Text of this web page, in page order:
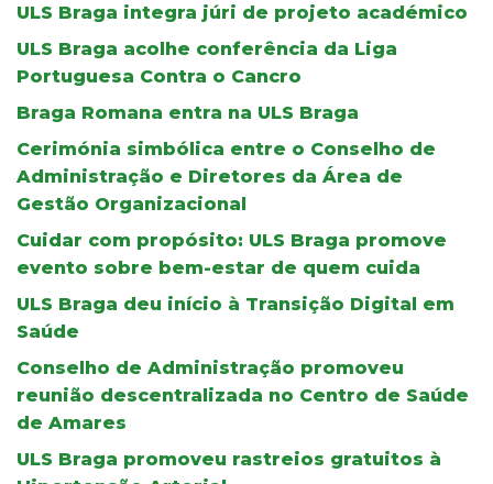
ULS Braga integra júri de projeto académico
ULS Braga acolhe conferência da Liga
Portuguesa Contra o Cancro
Braga Romana entra na ULS Braga
Cerimónia simbólica entre o Conselho de
Administração e Diretores da Área de
Gestão Organizacional
Cuidar com propósito: ULS Braga promove
evento sobre bem-estar de quem cuida
ULS Braga deu início à Transição Digital em
Saúde
Conselho de Administração promoveu
reunião descentralizada no Centro de Saúde
de Amares
ULS Braga promoveu rastreios gratuitos à